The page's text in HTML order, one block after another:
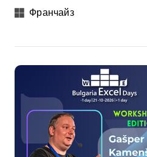
Франчайз